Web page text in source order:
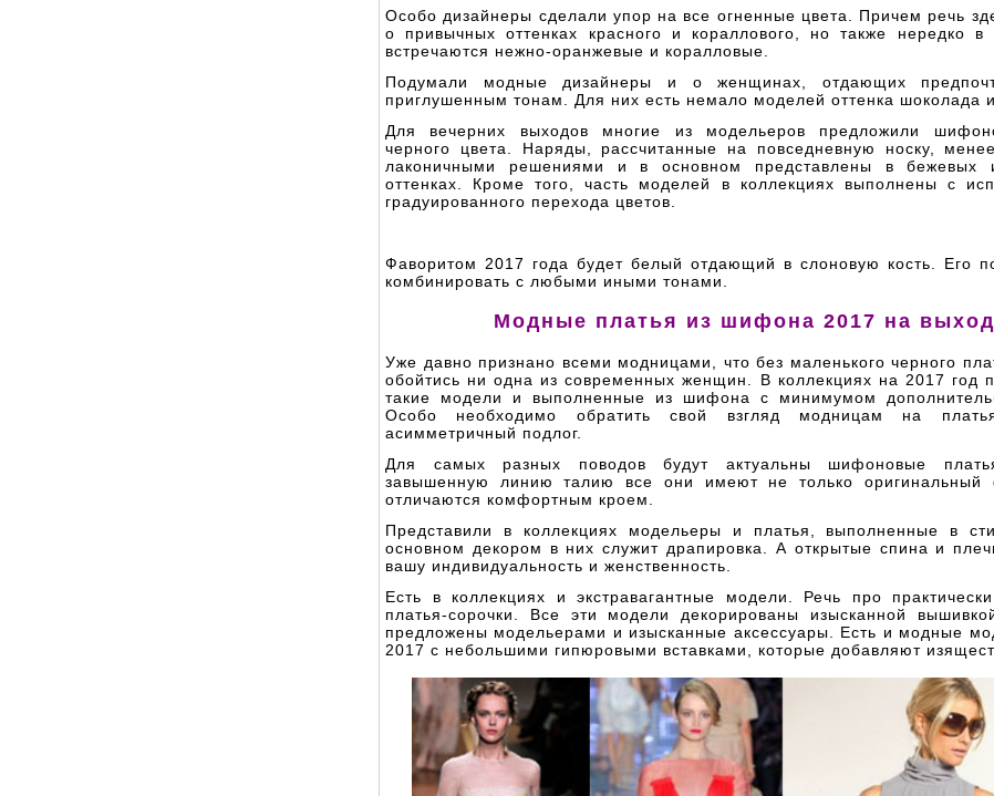
Особо дизайнеры сделали упор на все огненные цвета. Причем речь
о привычных оттенках красного и кораллового, но также нередко в
встречаются нежно-оранжевые и коралловые.
Подумали модные дизайнеры и о женщинах, отдающих
приглушенным тонам. Для них есть немало моделей оттенка шоколада
Для вечерних выходов многие из модельеров предложили
черного цвета. Наряды, рассчитанные на повседневную носку,
лаконичными решениями и в основном представлены в бежевых
оттенках. Кроме того, часть моделей в коллекциях выполнены с
градуированного перехода цветов.
Фаворитом 2017 года будет белый отдающий в слоновую кость. Его
комбинировать с любыми иными тонами.
Модные платья из шифона 2017 на выход
Уже давно признано всеми модницами, что без маленького черного
обойтись ни одна из современных женщин. В коллекциях на 2017 год
такие модели и выполненные из шифона с минимумом
Особо необходимо обратить свой взгляд модницам на
асимметричный подлог.
Для самых разных поводов будут актуальны шифоновые
завышенную линию талию все они имеют не только
отличаются комфортным кроем.
Представили в коллекциях модельеры и платья, выполненные в
основном декором в них служит драпировка. А открытые спина и
вашу индивидуальность и женственность.
Есть в коллекциях и экстравагантные модели. Речь про
платья-сорочки. Все эти модели декорированы изысканной
предложены модельерами и изысканные аксессуары. Есть и модные
2017 с небольшими гипюровыми вставками, которые добавляют